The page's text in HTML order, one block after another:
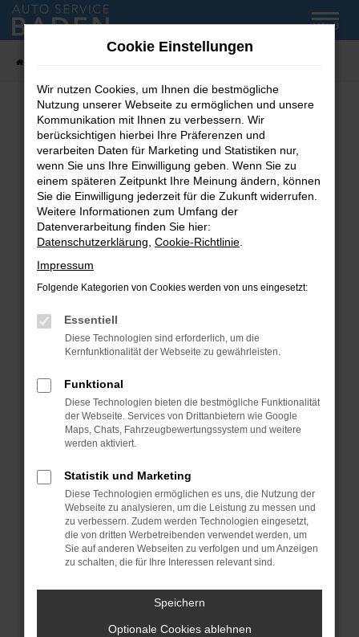
Zum
Hauptinhalt
MENÜ
Fehler: Network Error
Beim Laden ist ein Fehler aufgetreten.
Hier sind ein paar Tipps, die dir helfen können:
Überprüfe deine Firewall und deine
Internetverbindung.
Laden andere Webseiten, zum Beispiel deine
Suchmaschine?
Prüfe deine Browsererweiterungen.
können das Laden bestimmter Seiten
verhindern. Funktioniert die Seite in einem
Fenster?
Starte dein Gerät neu.
Das kann manchmal helfen, vorübergehende
Probleme zu beheben.
Betriebssystem auf dem neuesten Stand
sind.
Veraltete Software birgt nicht nur ein
Sicherheitsrisiko, sondern kann auch dazu
führen, dass bestimmte Funktionen nicht mehr
unterstützt werden.
Wende dich an den Webseitenbetreiber.
Wenn du alle oben genannten Schritte versucht
hast, kontaktiere uns bitte. Wir werden
Cookie Einstellungen
Wir nutzen Cookies, um Ihnen die bestmögliche
Nutzung unserer Webseite zu ermöglichen und unsere
Kommunikation mit Ihnen zu verbessern. Wir
berücksichtigen hierbei Ihre Präferenzen und
verarbeiten Daten für Marketing und Statistiken nur,
wenn Sie uns Ihre Einwilligung geben. Wenn Sie zu
einem späteren Zeitpunkt Ihre Meinung ändern, können
Sie die Einwilligung jederzeit für die Zukunft widerrufen.
Weitere Informationen zum Umfang der
Datenverarbeitung finden Sie hier:
Datenschutzerklärung Cookie-Richtlinie
Impressum
Folgende Kategorien von Cookies werden von uns eingesetzt:
Essentiell
Diese Technologien sind erforderlich, um die
Kernfunktionalität der Webseite zu gewährleisten.
Funktional
Diese Technologien bieten die bestmögliche Funktionalität
der Webseite. Services von Drittanbietern wie Google
Maps, Chats, Fahrzeugbewertungssystem und weitere
werden aktiviert.
Statistik und Marketing
Diese Technologien ermöglichen es uns, die Nutzung der
Webseite zu analysieren, um die Leistung zu messen und
zu verbessern. Zudem werden Technologien eingesetzt,
die von dritten Werbetreibenden verwendet werden, um
Sie auf anderen Webseiten zu verfolgen und um Anzeigen
zu schalten, die für Ihre Interessen relevant sind.
Speichern
Optionale Cookies ablehnen